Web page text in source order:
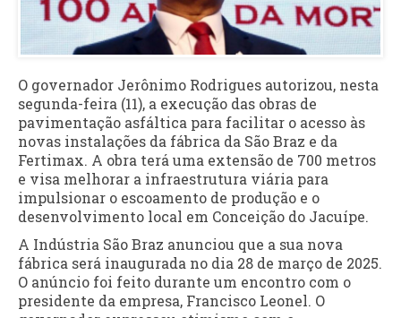
O governador Jerônimo Rodrigues autorizou, nesta
segunda-feira (11), a execução das obras de
pavimentação asfáltica para facilitar o acesso às
novas instalações da fábrica da São Braz e da
Fertimax. A obra terá uma extensão de 700 metros
e visa melhorar a infraestrutura viária para
impulsionar o escoamento de produção e o
desenvolvimento local em Conceição do Jacuípe.
A Indústria São Braz anunciou que a sua nova
fábrica será inaugurada no dia 28 de março de 2025.
O anúncio foi feito durante um encontro com o
presidente da empresa, Francisco Leonel. O